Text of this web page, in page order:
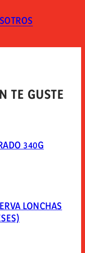
TE GUSTE
340G
LONCHAS